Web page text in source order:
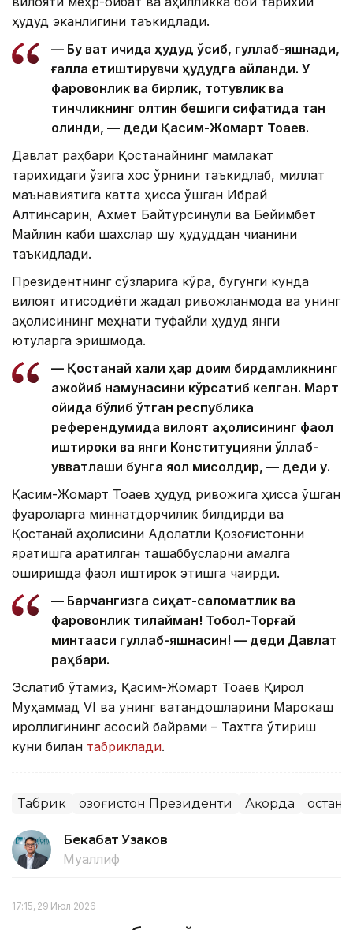
ҳудуд эканлигини таъкидлади.
— Бу вақт ичида ҳудуд ўсиб, гуллаб-яшнади,
ғалла етиштирувчи ҳудудга айланди. У
фаровонлик ва бирлик, тотувлик ва
тинчликнинг олтин бешиги сифатида тан
олинди, — деди Қасим-Жомарт Тоқаев.
Давлат раҳбари Қостанайнинг мамлакат
тарихидаги ўзига хос ўрнини таъкидлаб, миллат
маънавиятига катта ҳисса қўшган Ибрай
Алтинсарин, Ахмет ​​Байтурсинули ва Бейимбет
Майлин каби шахслар шу ҳудуддан чиққанини
таъкидлади.
Президентнинг сўзларига кўра, бугунги кунда
вилоят иқтисодиёти жадал ривожланмоқда ва унинг
аҳолисининг меҳнати туфайли ҳудуд янги
ютуқларга эришмоқда.
— Қостанай халқи ҳар доим бирдамликнинг
ажойиб намунасини кўрсатиб келган. Март
ойида бўлиб ўтган республика
референдумида вилоят аҳолисининг фаол
иштироки ва янги Конституцияни қўллаб-
қувватлаши бунга яққол мисолдир, — деди у.
Қасим-Жомарт Тоқаев ҳудуд ривожига ҳисса қўшган
фуқароларга миннатдорчилик билдирди ва
Қостанай аҳолисини Адолатли Қозоғистонни
яратишга қаратилган ташаббусларни амалга
оширишда фаол иштирок этишга чақирди.
— Барчангизга сиҳат-саломатлик ва
фаровонлик тилайман! Тобол-Торғай
минтақаси гуллаб-яшнасин! — деди Давлат
раҳбари.
Эслатиб ўтамиз, Қасим-Жомарт Тоқаев Қирол
Муҳаммад VI ва унинг ватандошларини Марокаш
қироллигининг асосий байрами – Тахтга ўтириш
куни билан табриклади.
Табрик Қозоғистон Президенти Ақорда
Бекабат Узаков
Муаллиф
17:15, 29 Июл 2026